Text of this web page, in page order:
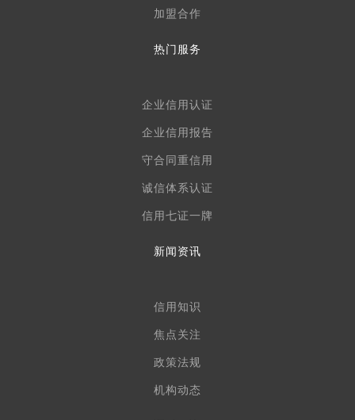
加盟合作
热门服务
企业信用认证
企业信用报告
守合同重信用
诚信体系认证
信用七证一牌
新闻资讯
信用知识
焦点关注
政策法规
机构动态